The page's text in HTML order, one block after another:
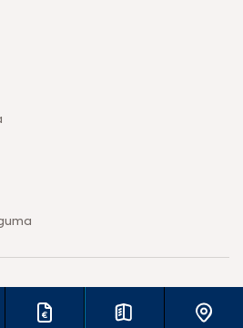
Sva prava pridržana